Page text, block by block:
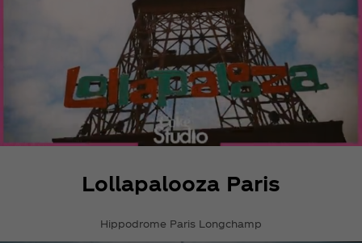
Lollapalooza Paris
Hippodrome Paris Longchamp